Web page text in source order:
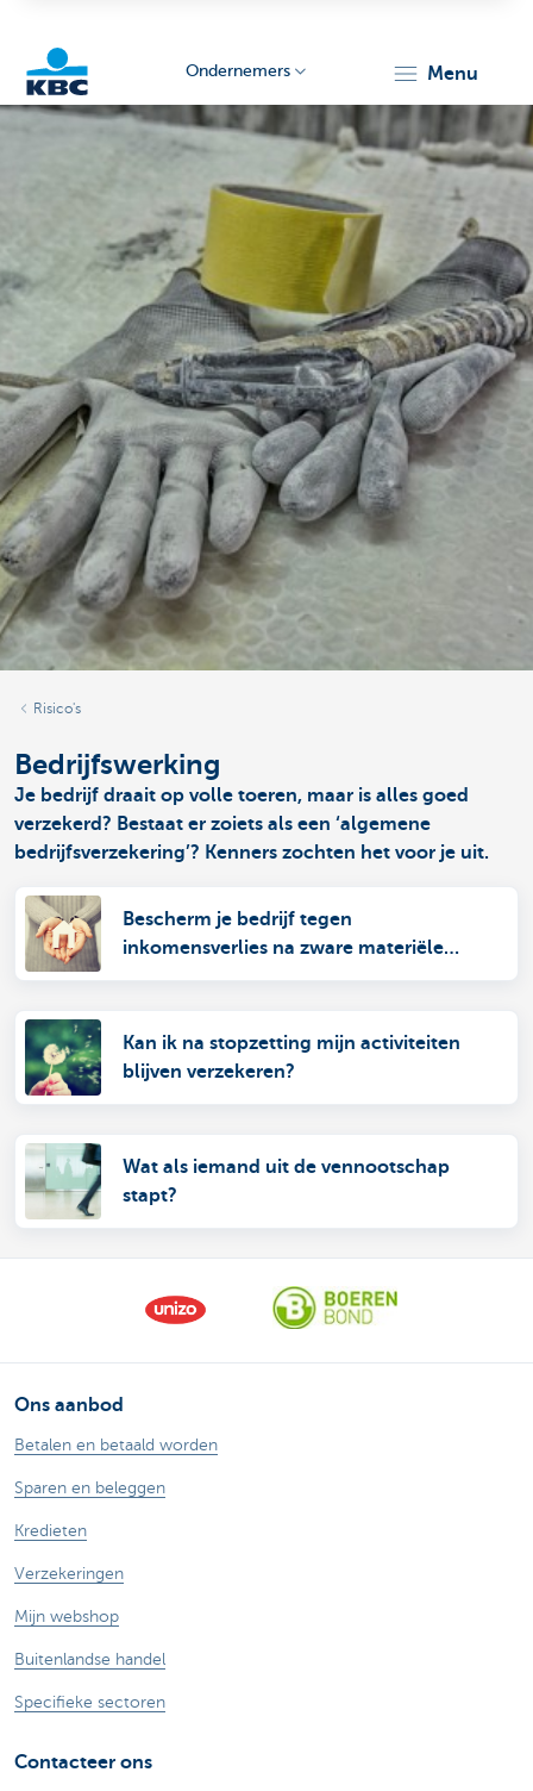
Ondernemers menu
Risico's
Bedrijfswerking
Je bedrijf draait op volle toeren, maar is alles goed
verzekerd? Bestaat er zoiets als een ‘algemene
bedrijfsverzekering’? Kenners zochten het voor je uit.
Bescherm je bedrijf tegen
inkomensverlies na zware materiële
Kan ik na stopzetting mijn activiteiten
blijven verzekeren?
Wat als iemand uit de vennootschap
stapt?
Ons aanbod
Betalen en betaald worden
Sparen en beleggen
Kredieten
Verzekeringen
Mijn webshop
Buitenlandse handel
Specifieke sectoren
Contacteer ons